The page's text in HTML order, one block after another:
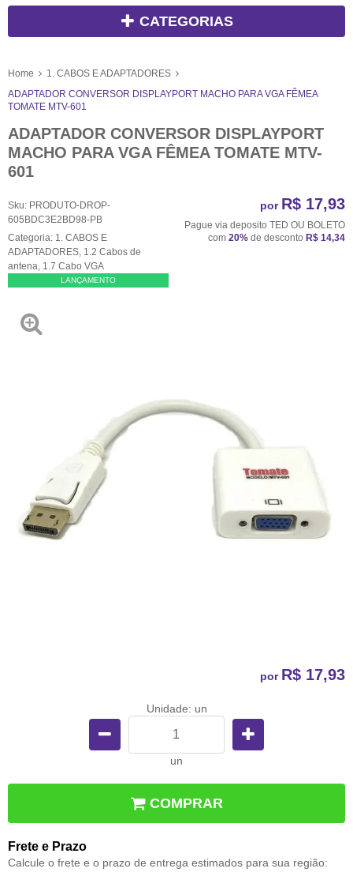
CATEGORIAS
Home
1. CABOS E ADAPTADORES
ADAPTADOR CONVERSOR DISPLAYPORT MACHO PARA VGA FÊMEA
TOMATE MTV-601
ADAPTADOR CONVERSOR DISPLAYPORT
MACHO PARA VGA FÊMEA TOMATE MTV-
601
Sku: PRODUTO-DROP-
605BDC3E2BD98-PB
Categoria: 1. CABOS E
ADAPTADORES 1.2 Cabos de
antena 1.7 Cabo VGA
LANÇAMENTO
por R$ 17,93
Pague via deposito TED OU BOLETO
com 20% de desconto R$ 14,34
por R$ 17,93
Unidade: un
un
COMPRAR
Frete e Prazo
Calcule o frete e o prazo de entrega estimados para sua região: